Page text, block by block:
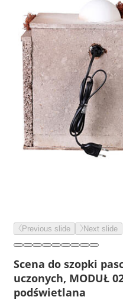
Previous slide Next slide
Scena do szopki
uczonych, MODUŁ
podświetlana